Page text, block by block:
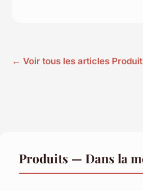
← Voir tous les articles
Produits — Dans la